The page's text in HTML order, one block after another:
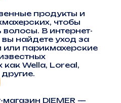
продукты и
чтобы
В интернет-
вы найдете уход за
парикмахерские
как Wella, Loreal,
DIEMER —